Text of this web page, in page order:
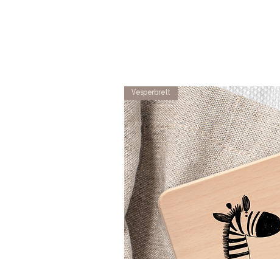
Vesperbrett